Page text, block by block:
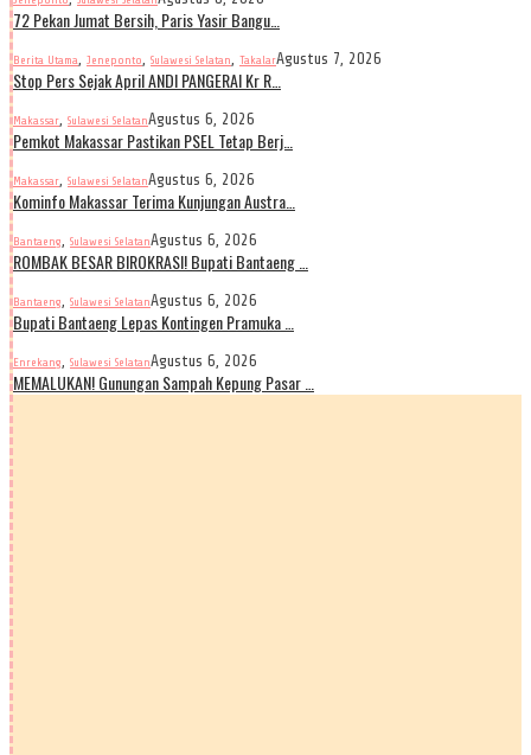
72 Pekan Jumat Bersih, Paris Yasir Bangu…
Berita Utama, Jeneponto, Sulawesi Selatan, TakalarAgustus 7, 2026
Stop Pers Sejak April ANDI PANGERAI Kr R…
Makassar, Sulawesi SelatanAgustus 6, 2026
Pemkot Makassar Pastikan PSEL Tetap Berj…
Makassar, Sulawesi SelatanAgustus 6, 2026
Kominfo Makassar Terima Kunjungan Austra…
Bantaeng, Sulawesi SelatanAgustus 6, 2026
ROMBAK BESAR BIROKRASI! Bupati Bantaeng …
Bantaeng, Sulawesi SelatanAgustus 6, 2026
Bupati Bantaeng Lepas Kontingen Pramuka …
Enrekang, Sulawesi SelatanAgustus 6, 2026
MEMALUKAN! Gunungan Sampah Kepung Pasar …